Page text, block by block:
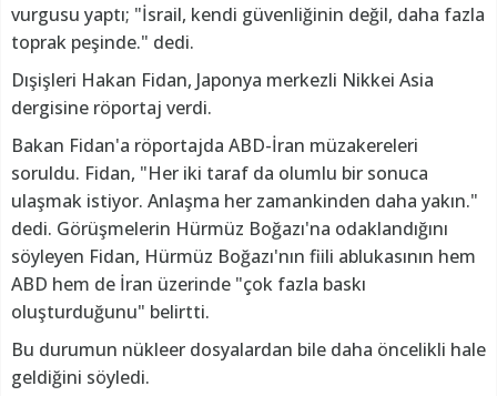
vurgusu yaptı; "İsrail, kendi güvenliğinin değil, daha fazla
toprak peşinde." dedi.
Dışişleri Hakan Fidan, Japonya merkezli Nikkei Asia
dergisine röportaj verdi.
Bakan Fidan'a röportajda ABD-İran müzakereleri
soruldu. Fidan, "Her iki taraf da olumlu bir sonuca
ulaşmak istiyor. Anlaşma her zamankinden daha yakın."
dedi. Görüşmelerin Hürmüz Boğazı'na odaklandığını
söyleyen Fidan, Hürmüz Boğazı'nın fiili ablukasının hem
ABD hem de İran üzerinde "çok fazla baskı
oluşturduğunu" belirtti.
Bu durumun nükleer dosyalardan bile daha öncelikli hale
geldiğini söyledi.